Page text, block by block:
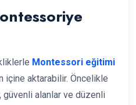
Montessori eğitimi
içine aktarabilir. Öncelikle
alanlar ve düzenli